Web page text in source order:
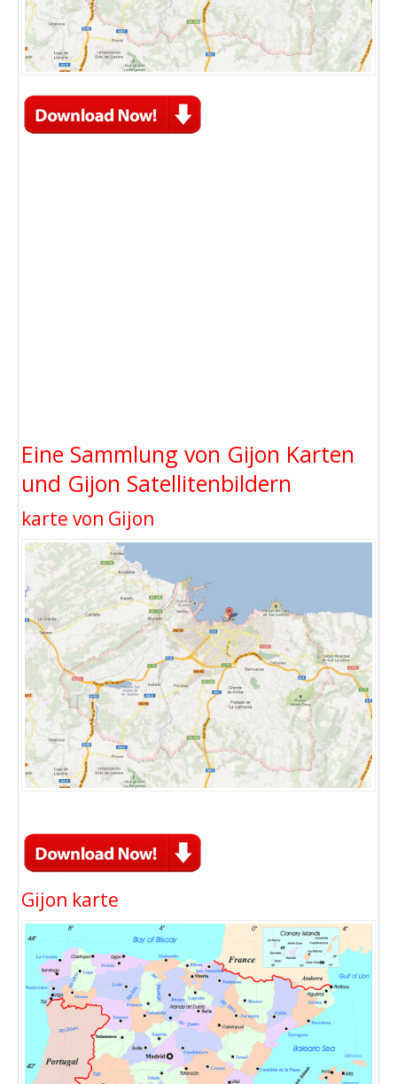
Eine Sammlung von Gijon Karten
und Gijon Satellitenbildern
karte von Gijon
Gijon karte